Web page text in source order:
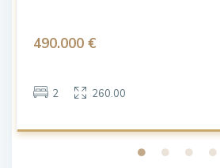
490.000 €
2 260.00